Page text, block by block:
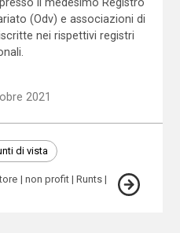
il medesimo Registro
(Odv) e associazioni di
nei rispettivi registri
2021
di vista
non profit
Runts